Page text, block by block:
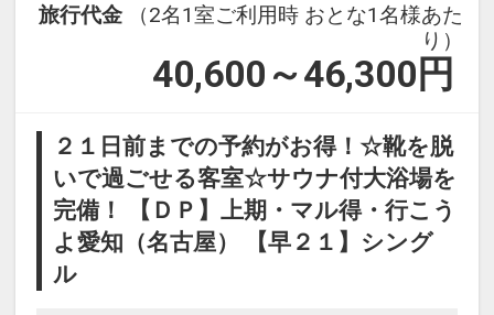
旅行代金
（2名1室ご利用時 おとな1名様あた
り）
40,600～46,300 円
２１日前までの予約がお得！☆靴を脱
いで過ごせる客室☆サウナ付大浴場を
完備！ 【ＤＰ】上期・マル得・行こう
よ愛知（名古屋） 【早２１】シング
ル